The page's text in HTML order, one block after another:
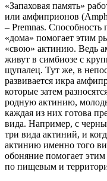
«Запаховая память»
или амфиприонов
– Premnas. Способность
«дома» помогает этим
«свою» актинию. Ведь
живут в симбиозе с
щупалец. Тут же, в
развивается икра
которые затем
родную актинию, молодь
каждая из них готова
вида. Например, с
три вида актиний, и
актинию именно того
обоняние помогает
по пищевым и